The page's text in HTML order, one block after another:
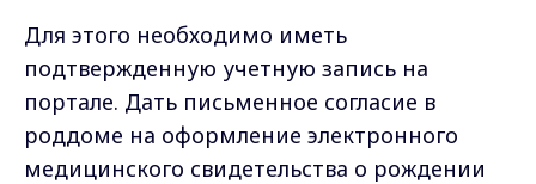
Для этого необходимо иметь
подтвержденную учетную запись на
портале. Дать письменное согласие в
роддоме на оформление электронного
медицинского свидетельства о рождении